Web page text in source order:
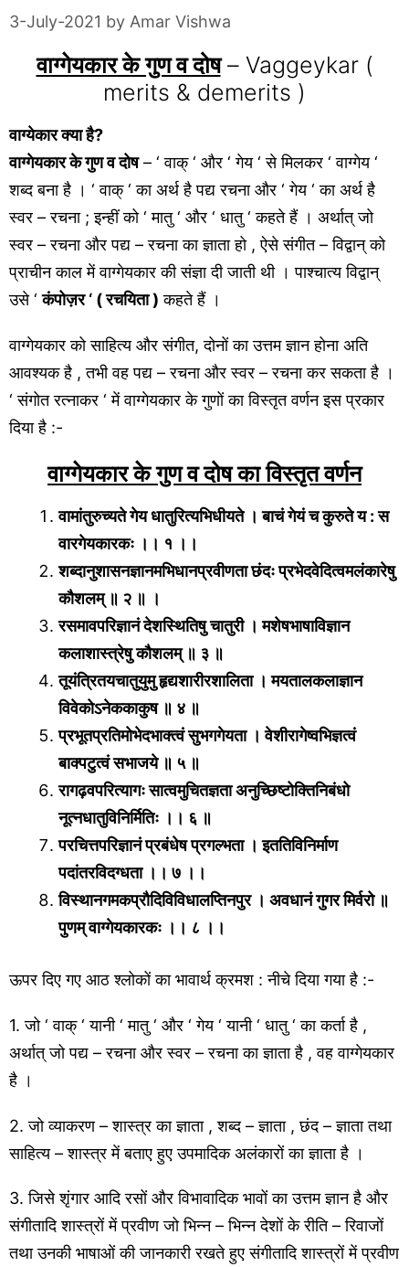
3-July-2021 by Amar Vishwa
वाग्गेयकार के गुण व दोष– Vaggeykar (
merits & demerits )
वाग्येकार क्या है?
वाग्गेयकार के गुण व दोष– ‘ वाक् ‘ और ‘ गेय ‘ से मिलकर ‘ वाग्गेय ‘
शब्द बना है । ‘ वाक् ‘ का अर्थ है पद्य रचना और ‘ गेय ‘ का अर्थ है
स्वर – रचना ; इन्हीं को ‘ मातु ‘ और ‘ धातु ‘ कहते हैं । अर्थात् जो
स्वर – रचना और पद्य – रचना का ज्ञाता हो , ऐसे संगीत – विद्वान् को
प्राचीन काल में वाग्गेयकार की संज्ञा दी जाती थी । पाश्चात्य विद्वान्
उसे ‘कंपोज़र ‘ ( रचयिता ) कहते हैं ।
वाग्गेयकार को साहित्य और संगीत, दोनों का उत्तम ज्ञान होना अति
आवश्यक है , तभी वह पद्य – रचना और स्वर – रचना कर सकता है ।
‘ संगोत रत्नाकर ‘ में वाग्गेयकार के गुणों का विस्तृत वर्णन इस प्रकार
दिया है :-
वाग्गेयकार के गुण व दोष का विस्तृत वर्णन
वामांतुरुच्यते गेय धातुरित्यभिधीयते । बाचं गेयं च कुरुते य : स
वारगेयकारकः ।। १ ।।
शब्दानुशासनज्ञानमभिधानप्रवीणता छंदः प्रभेदवेदित्वमलंकारेषु
कौशलम् ॥ २ ॥ ।
रसमावपरिज्ञानं देशस्थितिषु चातुरी । मशेषभाषाविज्ञान
कलाशास्त्रेषु कौशलम् ॥ ३ ॥
तूयंत्रितयचातुयुमु हृद्यशारीरशालिता । मयतालकलाज्ञान
विवेकोऽनेककाकुष ॥ ४ ॥
प्रभूतप्रतिमोभेदभाक्त्वं सुभगगेयता । वेशीरागेष्वभिज्ञत्वं
बाक्पटुत्वं सभाजये ॥ ५ ॥
रागढ़वपरित्यागः सात्वमुचितज्ञता अनुच्छिष्टोक्तिनिबंधो
नूत्नधातुविनिर्मितिः ।। ६ ॥
परचित्तपरिज्ञानं प्रबंधेष प्रगल्भता । इततिविनिर्माण
पदांतरविदग्धता ।। ७ ।।
विस्थानगमकप्रौदिविविधालप्तिनपुर । अवधानं गुगर मिर्वरो ॥
पुणम् वाग्गेयकारकः ।। ८ ।।
ऊपर दिए गए आठ श्लोकों का भावार्थ क्रमश : नीचे दिया गया है :-
1. जो ‘ वाक् ‘ यानी ‘ मातु ‘ और ‘ गेय ‘ यानी ‘ धातु ‘ का कर्ता है ,
अर्थात् जो पद्य – रचना और स्वर – रचना का ज्ञाता है , वह वाग्गेयकार
है ।
2. जो व्याकरण – शास्त्र का ज्ञाता , शब्द – ज्ञाता , छंद – ज्ञाता तथा
साहित्य – शास्त्र में बताए हुए उपमादिक अलंकारों का ज्ञाता है ।
3. जिसे शृंगार आदि रसों और विभावादिक भावों का उत्तम ज्ञान है और
संगीतादि शास्त्रों में प्रवीण जो भिन्न – भिन्न देशों के रीति – रिवाजों
तथा उनकी भाषाओं की जानकारी रखते हुए संगीतादि शास्त्रों में प्रवीण